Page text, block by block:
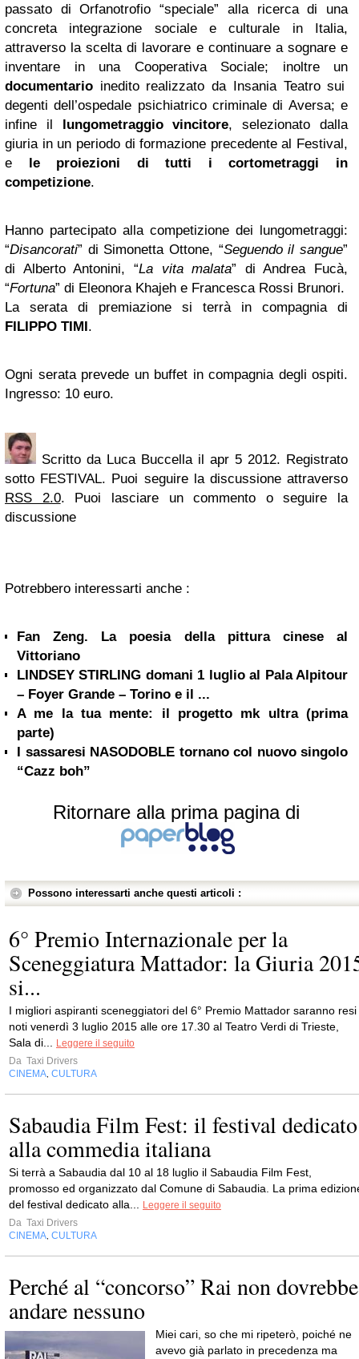
passato di Orfanotrofio “speciale” alla ricerca di una
concreta integrazione sociale e culturale in Italia,
attraverso la scelta di lavorare e continuare a sognare e
inventare in una Cooperativa Sociale; inoltre un
documentario inedito realizzato da Insania Teatro sui
degenti dell’ospedale psichiatrico criminale di Aversa; e
infine il lungometraggio vincitore, selezionato dalla
giuria in un periodo di formazione precedente al Festival,
e le proiezioni di tutti i cortometraggi in
competizione.
Hanno partecipato alla competizione dei lungometraggi:
“Disancorati” di Simonetta Ottone, “Seguendo il sangue”
di Alberto Antonini, “La vita malata” di Andrea Fucà,
“Fortuna” di Eleonora Khajeh e Francesca Rossi Brunori.
La serata di premiazione si terrà in compagnia di
FILIPPO TIMI.
Ogni serata prevede un buffet in compagnia degli ospiti.
Ingresso: 10 euro.
Scritto da Luca Buccella il apr 5 2012. Registrato
sotto FESTIVAL. Puoi seguire la discussione attraverso
RSS 2.0. Puoi lasciare un commento o seguire la
discussione
Potrebbero interessarti anche :
Fan Zeng. La poesia della pittura cinese al
Vittoriano
LINDSEY STIRLING domani 1 luglio al Pala Alpitour
– Foyer Grande – Torino e il ...
A me la tua mente: il progetto mk ultra (prima
parte)
I sassaresi NASODOBLE tornano col nuovo singolo
“Cazz boh”
Ritornare alla prima pagina di
Possono interessarti anche questi articoli :
6° Premio Internazionale per la
Sceneggiatura Mattador: la Giuria
si...
I migliori aspiranti sceneggiatori del 6° Premio Mattador saranno resi
noti venerdì 3 luglio 2015 alle ore 17.30 al Teatro Verdi di Trieste,
Sala di...
Leggere il seguito
Da Taxi Drivers
CINEMA CULTURA
Sabaudia Film Fest: il festival dedicato
alla commedia italiana
Si terrà a Sabaudia dal 10 al 18 luglio il Sabaudia Film Fest,
promosso ed organizzato dal Comune di Sabaudia. La prima
del festival dedicato alla...
Leggere il seguito
Da Taxi Drivers
CINEMA CULTURA
Perché al “concorso” Rai non dovrebbe
andare nessuno
Miei cari, so che mi ripeterò, poiché ne
avevo già parlato in precedenza ma